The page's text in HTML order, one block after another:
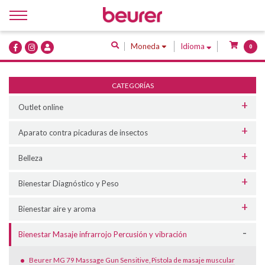
Moneda Idioma 0
Inicio
Quiénes Somos
Servicios
CATEGORÍAS
Outlet online
Aparato contra picaduras de insectos
Belleza
Bienestar Diagnóstico y Peso
Bienestar aire y aroma
Bienestar Masaje infrarrojo Percusión y vibración
Beurer MG 79 Massage Gun Sensitive, Pistola de masaje muscular